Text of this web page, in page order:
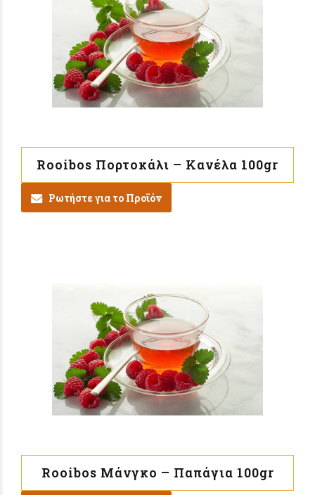
Rooibos Πορτοκάλι – Κανέλα 100gr
Ρωτήστε για το Προϊόν
Rooibos Μάνγκο – Παπάγια 100gr